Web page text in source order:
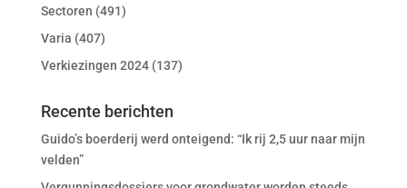
Sectoren (491)
Varia (407)
Verkiezingen 2024(137)
Recente berichten
Guido’s boerderij werd onteigend: “Ik rij 2,5 uur naar mijn
velden”